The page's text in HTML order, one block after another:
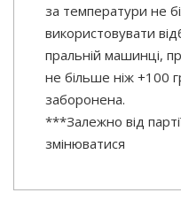
за температури не
використовувати
пральній машинці,
не більше ніж +100
заборонена.
***Залежно від
змінюватися